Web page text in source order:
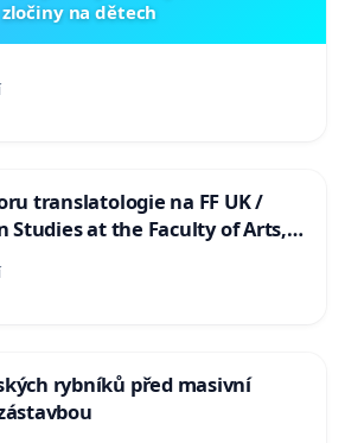
zločiny na dětech
translatologie na FF UK /
Studies at the Faculty of Arts,
rybníků před masivní